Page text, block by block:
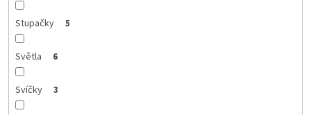
Stupačky 5
Světla 6
Svíčky 3